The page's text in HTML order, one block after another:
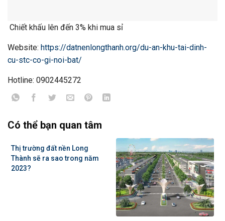
Chiết khấu lên đến 3% khi mua sỉ
Website: https://datnenlongthanh.org/du-an-khu-tai-dinh-
cu-stc-co-gi-noi-bat/
Hotline: 0902445272
Có thể bạn quan tâm
Thị trường đất nền Long
Thành sẽ ra sao trong năm
2023?